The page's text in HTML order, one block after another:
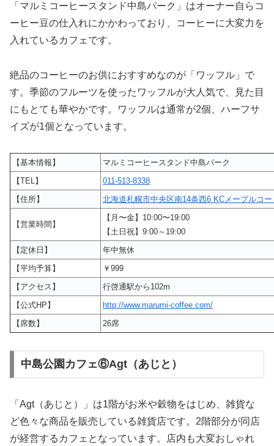
「マルミコーヒースタンド中島パーク」はオーナー自らコ
ーヒー豆の仕入れにかかわっており、コーヒーに大変力を
入れているカフェです。
絶品のコーヒーのお供におすすめなのが「ワッフル」で
す。季節のフルーツを使ったワッフルが大人気で、見た目
にもとても華やかです。ワッフルは通常が2個、ハーフサ
イズが1個となっています。
【基本情報】
マルミコーヒースタンド中島パーク
【TEL】
011-513-8338
【住所】
北海道札幌市中央区南14条西6 KCメープルコ
【営業時間】
【月〜金】10:00〜19:00
【土日祝】9:00～19:00
【定休日】
年中無休
【平均予算】
￥999
【アクセス】
行啓通駅から102m
【公式HP】
http://www.marumi-coffee.com/
【席数】
26席
中島公園カフェ⑥Agt（あじと）
「Agt（あじと）」は1階がお米や穀物をはじめ、雑貨な
ど色々な商品を販売している雑貨店です。2階部分が同店
が経営するカフェとなっています。店内も大変おしゃれ